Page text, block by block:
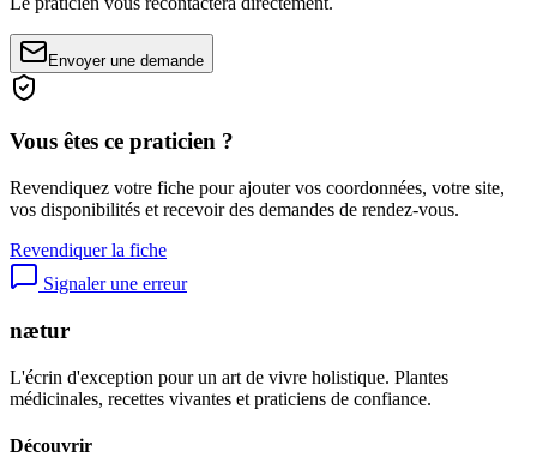
Envoyer une demande
Vous êtes ce praticien ?
Revendiquez votre fiche pour ajouter vos coordonnées, votre site,
vos disponibilités et recevoir des demandes de rendez-vous.
Revendiquer la fiche
Signaler une erreur
nætur
L'écrin d'exception pour un art de vivre holistique. Plantes
médicinales, recettes vivantes et praticiens de confiance.
Découvrir